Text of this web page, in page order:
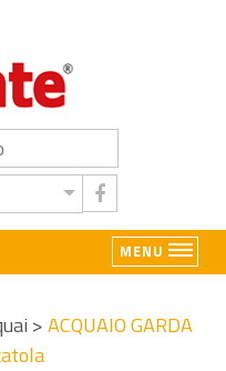
MENU
>ACQUAIO GARDA